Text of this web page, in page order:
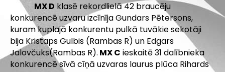
MX D klasē rekordlielā 42 braucēju
konkurencē uzvaru izcīnīja Gundars Pētersons,
kuram kuplajā konkurentu pulkā tuvākie sekotāji
bija Kristaps Gulbis (Rambas R) un Edgars
Jalovčuks(Rambas R). MX C ieskaitē 31 dalībnieka
konkurencē sīvā cīņā uzvaras laurus plūca Rihards